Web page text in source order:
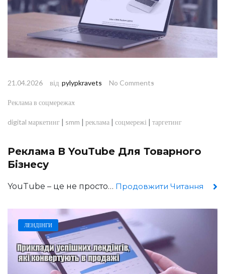
21.04.2026 від pylypkravets No Comments
Реклама в соцмережах
digital маркетинг | smm | реклама | соцмережі | таргетинг
Реклама В YouTube Для Товарного
Бізнесу
YouTube – це не просто… Продовжити Читання
ЛЕНДІНГИ